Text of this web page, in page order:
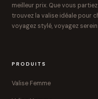
meilleur prix. Que vous
trouvez la valise idéale pour
voyagez stylé, voyagez
PRODUITS
Valise Femme